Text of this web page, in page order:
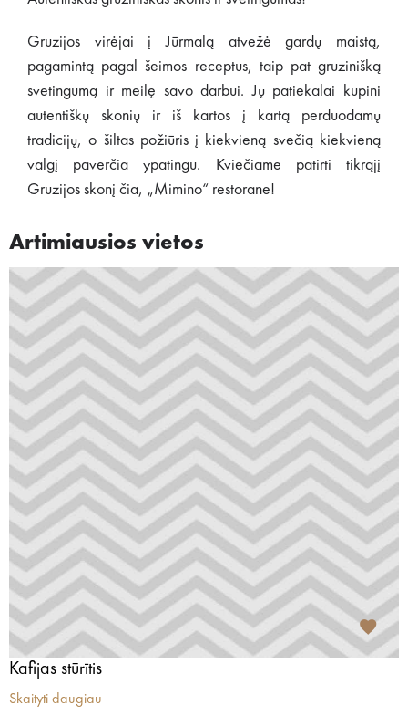
Gruzijos virėjai į Jūrmalą atvežė gardų maistą,
pagamintą pagal šeimos receptus, taip pat gruzinišką
svetingumą ir meilę savo darbui. Jų patiekalai kupini
autentiškų skonių ir iš kartos į kartą perduodamų
tradicijų, o šiltas požiūris į kiekvieną svečią kiekvieną
valgį paverčia ypatingu. Kviečiame patirti tikrąjį
Gruzijos skonį čia, „Mimino“ restorane!
Artimiausios vietos
Kafijas stūrītis
Skaityti daugiau